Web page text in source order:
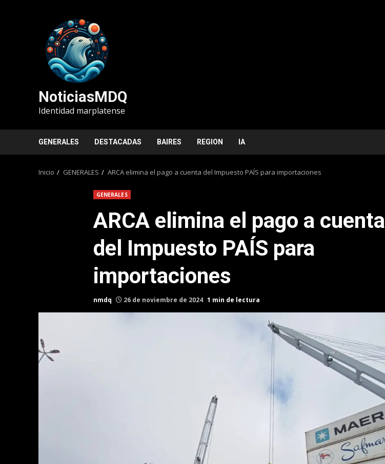
NoticiasMDQ
Identidad marplatense
GENERALES DESTACADAS BAIRES REGION IA
Inicio GENERALES ARCA elimina el pago a cuenta del Impuesto PAÍS para importaciones
GENERALES
ARCA elimina el pago a cuenta
del Impuesto PAÍS para
importaciones
nmdq 26 de noviembre de 2024 1 min de lectura